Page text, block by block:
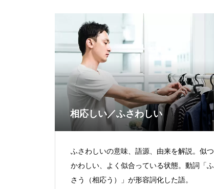
相応しい／ふさわしい
ふさわしいの意味、語源、由来を解説。似つ
かわしい、よく似合っている状態。動詞「ふ
さう（相応う）」が形容詞化した語。